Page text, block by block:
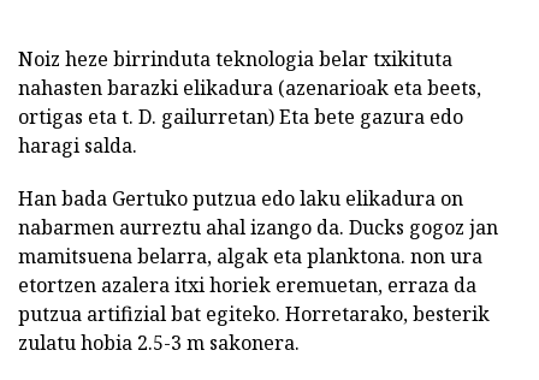
Noiz heze birrinduta teknologia belar txikituta
nahasten barazki elikadura (azenarioak eta beets,
ortigas eta t. D. gailurretan) Eta bete gazura edo
haragi salda.
Han bada Gertuko putzua edo laku elikadura on
nabarmen aurreztu ahal izango da. Ducks gogoz jan
mamitsuena belarra, algak eta planktona. non ura
etortzen azalera itxi horiek eremuetan, erraza da
putzua artifizial bat egiteko. Horretarako, besterik
zulatu hobia 2.5-3 m sakonera.